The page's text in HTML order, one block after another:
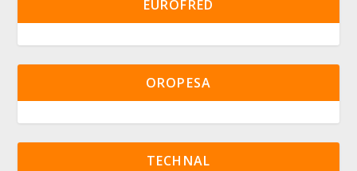
EUROFRED
OROPESA
TECHNAL